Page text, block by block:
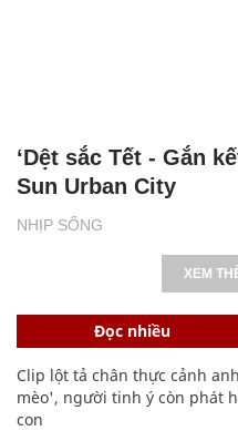
NHỊP SỐNG
‘Dệt sắc Tết - Gắn
Sun Urban City
XEM
Đọc nhiều
Clip lột tả chân thực cảnh
mèo', người tinh ý còn phát
con